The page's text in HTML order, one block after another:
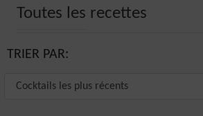
Toutes les recettes
TRIER PAR: